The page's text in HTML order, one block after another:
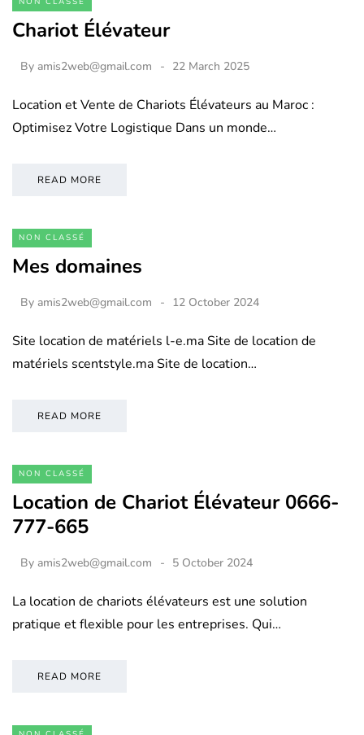
Chariot Élévateur
By amis2web@gmail.com 22 March 2025
Location et Vente de Chariots Élévateurs au Maroc :
Optimisez Votre Logistique Dans un monde…
READ MORE
NON CLASSÉ
Mes domaines
By amis2web@gmail.com 12 October 2024
Site location de matériels l-e.ma Site de location de
matériels scentstyle.ma Site de location…
READ MORE
NON CLASSÉ
Location de Chariot Élévateur 0666-
777-665
By amis2web@gmail.com 5 October 2024
La location de chariots élévateurs est une solution
pratique et flexible pour les entreprises. Qui…
READ MORE